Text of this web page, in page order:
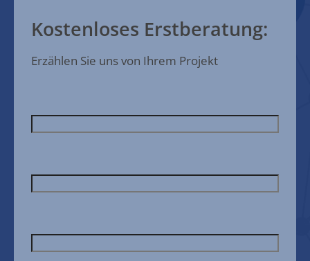
Kostenloses Erstberatung:
Erzählen Sie uns von Ihrem Projekt